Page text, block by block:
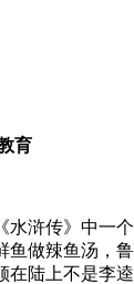
育
水浒传》中一
鱼做辣鱼汤，
在陆上不是李